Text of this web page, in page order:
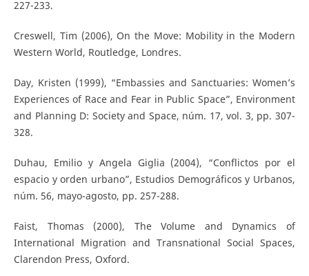
227-233.
Creswell, Tim (2006), On the Move: Mobility in the Modern
Western World, Routledge, Londres.
Day, Kristen (1999), “Embassies and Sanctuaries: Women’s
Experiences of Race and Fear in Public Space”, Environment
and Planning D: Society and Space, núm. 17, vol. 3, pp. 307-
328.
Duhau, Emilio y Angela Giglia (2004), “Conflictos por el
espacio y orden urbano”, Estudios Demográficos y Urbanos,
núm. 56, mayo-agosto, pp. 257-288.
Faist, Thomas (2000), The Volume and Dynamics of
International Migration and Transnational Social Spaces,
Clarendon Press, Oxford.